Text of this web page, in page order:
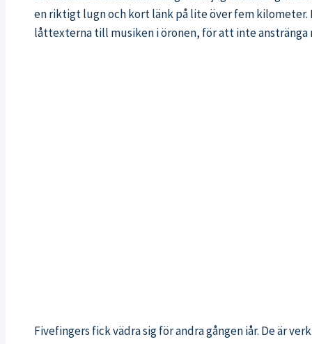
en riktigt lugn och kort länk på lite över fem kilometer.
låttexterna till musiken i öronen, för att inte anstränga
Fivefingers fick vädra sig för andra gången iår. De är